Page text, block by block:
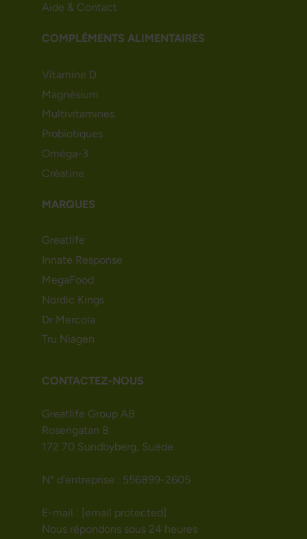
Aide & Contact
COMPLÉMENTS ALIMENTAIRES
Vitamine D
Magnésium
Multivitamines
Probiotiques
Oméga-3
Créatine
MARQUES
Greatlife
Innate Response
MegaFood
Nordic Kings
Dr Mercola
Tru Niagen
CONTACTEZ-NOUS
Greatlife Group AB
Rosengatan 8
172 70 Sundbyberg, Suède
N° d’entreprise : 556899-2605
E-mail : [email protected]
Nous répondons sous 24 heures